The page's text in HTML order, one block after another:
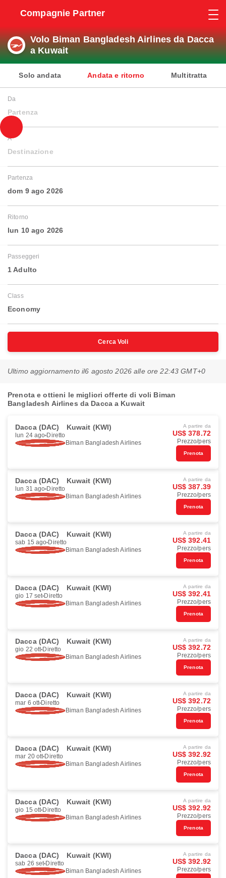
Compagnie Partner
Volo Biman Bangladesh Airlines da Dacca
a Kuwait
Solo andata Andata e ritorno Multitratta
Da
Partenza
A
Destinazione
Partenza
dom 9 ago 2026
Ritorno
lun 10 ago 2026
Passeggeri
1 Adulto
Class
Economy
Cerca Voli
Ultimo aggiornamento il6 agosto 2026 alle ore 22:43 GMT+0
Prenota e ottieni le migliori offerte di voli Biman
Bangladesh Airlines da Dacca a Kuwait
Dacca (DAC) Kuwait (KWI)
lun 24 ago Diretto
Biman Bangladesh Airlines
A partire da
US$ 378.72
Prezzo/pers
Prenota
Dacca (DAC) Kuwait (KWI)
lun 31 ago Diretto
Biman Bangladesh Airlines
A partire da
US$ 387.39
Prezzo/pers
Prenota
Dacca (DAC) Kuwait (KWI)
sab 15 ago Diretto
Biman Bangladesh Airlines
A partire da
US$ 392.41
Prezzo/pers
Prenota
Dacca (DAC) Kuwait (KWI)
gio 17 set Diretto
Biman Bangladesh Airlines
A partire da
US$ 392.41
Prezzo/pers
Prenota
Dacca (DAC) Kuwait (KWI)
gio 22 ott Diretto
Biman Bangladesh Airlines
A partire da
US$ 392.72
Prezzo/pers
Prenota
Dacca (DAC) Kuwait (KWI)
mar 6 ott Diretto
Biman Bangladesh Airlines
A partire da
US$ 392.72
Prezzo/pers
Prenota
Dacca (DAC) Kuwait (KWI)
mar 20 ott Diretto
Biman Bangladesh Airlines
A partire da
US$ 392.92
Prezzo/pers
Prenota
Dacca (DAC) Kuwait (KWI)
gio 15 ott Diretto
Biman Bangladesh Airlines
A partire da
US$ 392.92
Prezzo/pers
Prenota
Dacca (DAC) Kuwait (KWI)
sab 26 set Diretto
Biman Bangladesh Airlines
A partire da
US$ 392.92
Prezzo/pers